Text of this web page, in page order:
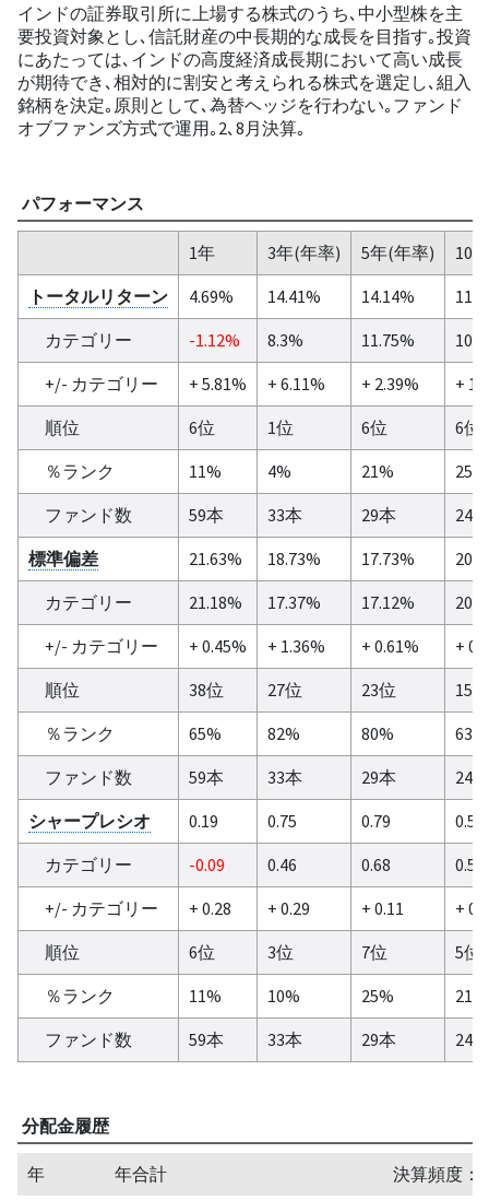
インドの証券取引所に上場する株式のうち､中小型株を主
要投資対象とし､信託財産の中長期的な成長を目指す｡投資
にあたっては､インドの高度経済成長期において高い成長
が期待でき､相対的に割安と考えられる株式を選定し､組入
銘柄を決定｡原則として､為替ヘッジを行わない｡ファンド
オブファンズ方式で運用｡2､8月決算｡
パフォーマンス
1年 3年(年率) 5年(年率)
10
トータルリターン
4.69% 14.41% 14.14%
カテゴリー
-1.12% 8.3% 11.75%
+/- カテゴリー
+ 5.81% + 6.11% + 2.39%
+
順位
6位 1位 6位
6位
％ランク
11% 4% 21%
25%
ファンド数
59本 33本 29本
24本
標準偏差
21.63% 18.73% 17.73%
カテゴリー
21.18% 17.37% 17.12%
+/- カテゴリー
+ 0.45% + 1.36% + 0.61%
+
順位
38位 27位 23位
15位
％ランク
65% 82% 80%
63%
ファンド数
59本 33本 29本
24本
シャープレシオ
0.19 0.75 0.79
0.57
カテゴリー
-0.09 0.46 0.68
0.53
+/- カテゴリー
+ 0.28 + 0.29 + 0.11
+
順位
6位 3位 7位
5位
％ランク
11% 10% 25%
21%
ファンド数
59本 33本 29本 24本
分配金履歴
年 年合計
決算頻度：